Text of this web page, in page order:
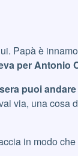
Papà è
per Antonio
puoi
via, una cosa
in modo